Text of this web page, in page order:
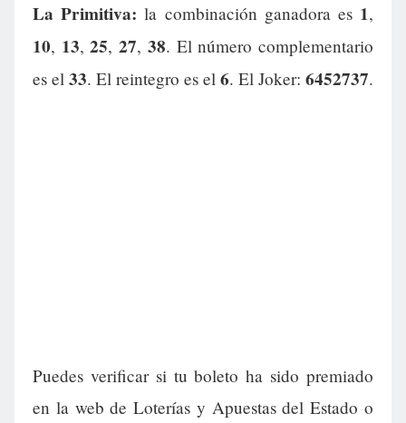
La Primitiva: la combinación ganadora es 1,
10, 13,25,27, 38. El número complementario
es el 33. El reintegro es el 6. El Joker: 6452737.
Puedes verificar si tu boleto ha sido premiado
en la web de Loterías y Apuestas del Estado o